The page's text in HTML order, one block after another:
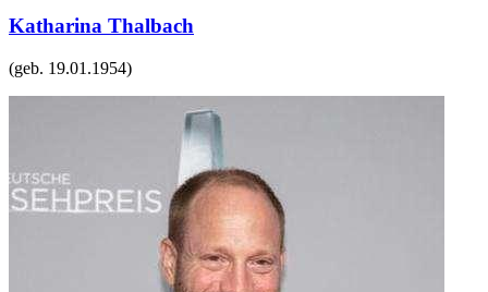
Katharina Thalbach
(geb. 19.01.1954)